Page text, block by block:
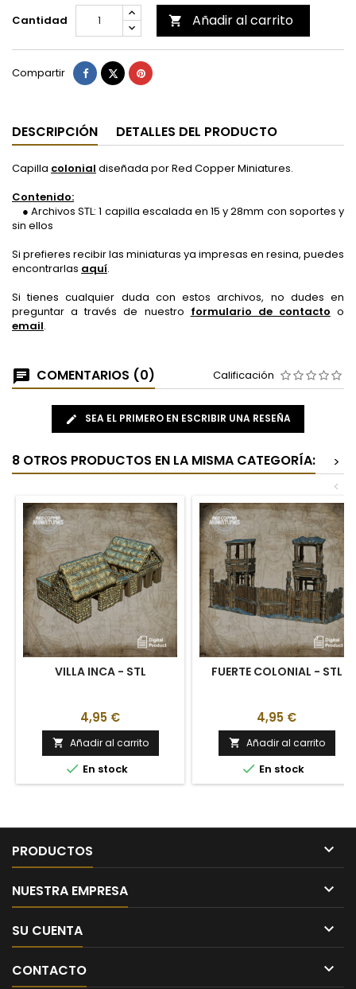
Cantidad  Añadir al carrito
Compartir Compartir
TuitearPinterest
DESCRIPCIÓN DETALLES DEL PRODUCTO
Capilla colonial diseñada por Red Copper Miniatures.
Contenido:
● Archivos STL: 1 capilla escalada en 15 y 28mm con soportes y
sin ellos
Si prefieres recibir las miniaturas ya impresas en resina, puedes
encontrarlas aquí.
Si tienes cualquier duda con estos archivos, no dudes en
preguntar a través de nuestro formulario de contacto o
email.
COMENTARIOS (0) Calificación
SEA EL PRIMERO EN ESCRIBIR UNA RESEÑA
8 OTROS PRODUCTOS EN LA MISMA CATEGORÍA:
>
<
VILLA INCA - STL
4,95 €
 Añadir al carrito
 En stock
FUERTE COLONIAL - STL
4,95 €
 Añadir al carrito
 En stock
PRODUCTOS 
NUESTRA EMPRESA 
SU CUENTA 
CONTACTO 